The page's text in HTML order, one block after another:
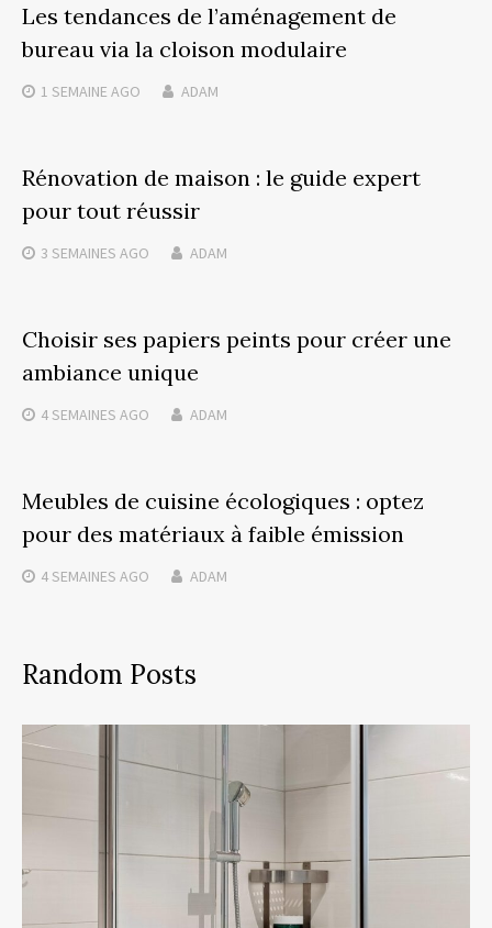
Les tendances de l’aménagement de
bureau via la cloison modulaire
1 SEMAINE AGO ADAM
Rénovation de maison : le guide expert
pour tout réussir
3 SEMAINES AGO ADAM
Choisir ses papiers peints pour créer une
ambiance unique
4 SEMAINES AGO ADAM
Meubles de cuisine écologiques : optez
pour des matériaux à faible émission
4 SEMAINES AGO ADAM
Random Posts